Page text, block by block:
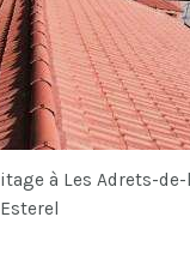
à Les Adrets-de-l
Esterel